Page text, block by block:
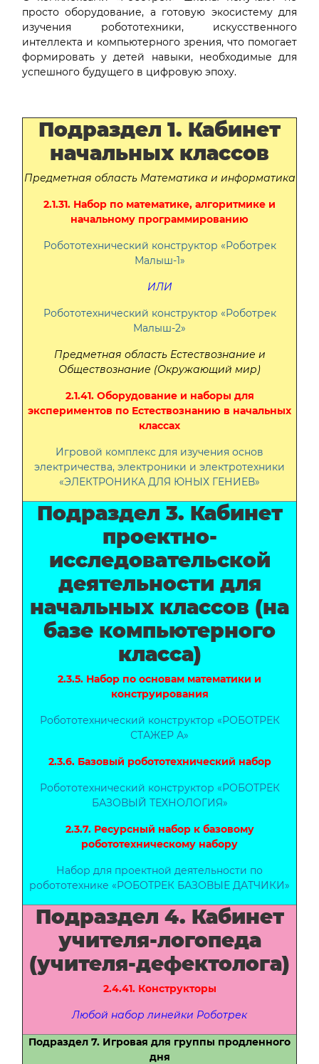
просто оборудование, а готовую экосистему для
изучения робототехники, искусственного
интеллекта и компьютерного зрения, что помогает
формировать у детей навыки, необходимые для
успешного будущего в цифровую эпоху.
Подраздел 1. Кабинет
начальных классов
Предметная область Математика и информатика
2.1.31. Набор по математике, алгоритмике и
начальному программированию
Робототехнический конструктор «Роботрек
Малыш-1»
ИЛИ
Робототехнический конструктор «Роботрек
Малыш-2»
Предметная область Естествознание и
Обществознание (Окружающий мир)
2.1.41. Оборудование и наборы для
экспериментов по Естествознанию в начальных
классах
Игровой комплекс для изучения основ
электричества, электроники и электротехники
«ЭЛЕКТРОНИКА ДЛЯ ЮНЫХ ГЕНИЕВ»
Подраздел 3. Кабинет
проектно-
исследовательской
деятельности для
начальных классов (на
базе компьютерного
класса)
2.3.5. Набор по основам математики и
конструирования
Робототехнический конструктор «РОБОТРЕК
СТАЖЕР А»
2.3.6. Базовый робототехнический набор
Робототехнический конструктор «РОБОТРЕК
БАЗОВЫЙ ТЕХНОЛОГИЯ»
2.3.7. Ресурсный набор к базовому
робототехническому набору
Набор для проектной деятельности по
робототехнике «РОБОТРЕК БАЗОВЫЕ ДАТЧИКИ»
Подраздел 4. Кабинет
учителя-логопеда
(учителя-дефектолога)
2.4.41. Конструкторы
Любой набор линейки Роботрек
Подраздел 7. Игровая для группы продленного
дня